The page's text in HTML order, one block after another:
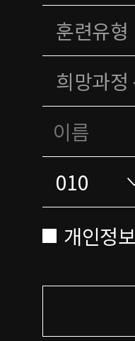
개인정